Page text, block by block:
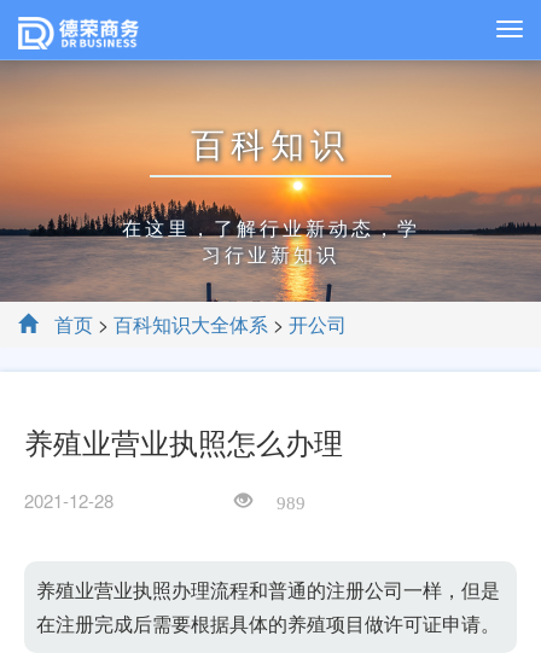
百科知识
在这里，了解行业新动态，学
习行业新知识
首页 > 百科知识大全体系 > 开公司
养殖业营业执照怎么办理
2021-12-28 989
养殖业营业执照办理流程和普通的注册公司一样，但是
在注册完成后需要根据具体的养殖项目做许可证申请。